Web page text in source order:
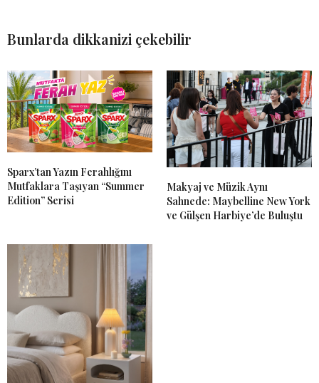
Bunlarda dikkanizi çekebilir
Sparx’tan Yazın Ferahlığını
Mutfaklara Taşıyan “Summer
Edition” Serisi
Makyaj ve Müzik Aynı
Sahnede: Maybelline New York
ve Gülşen Harbiye’de Buluştu